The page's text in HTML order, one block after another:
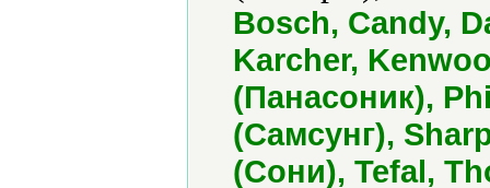
Bosch, Candy,
Karcher,
(Панасоник),
(Самсунг),
(Сони), Tefal,